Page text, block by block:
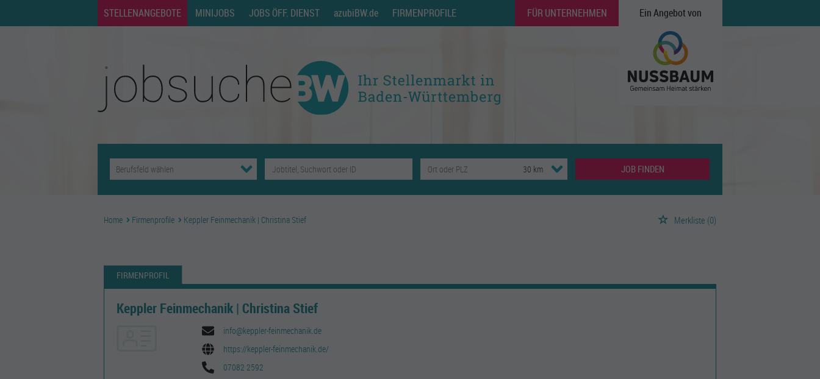
STELLENANGEBOTE MINIJOBS JOBS ÖFF. DIENST azubiBW.de FIRMENPROFILE FÜR UNTERNEHMEN Ein Angebot von
JOB FINDEN
Home Firmenprofile Keppler Feinmechanik | Christina Stief Merkliste (0)
FIRMENPROFIL
Keppler Feinmechanik | Christina Stief
info@keppler-feinmechanik.de
https://keppler-feinmechanik.de/
07082 2592